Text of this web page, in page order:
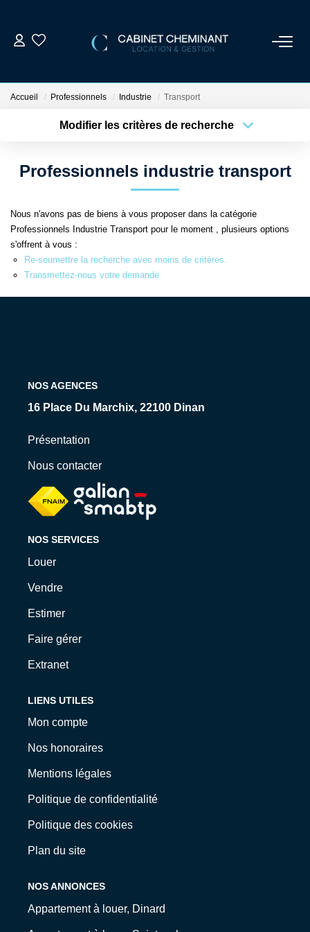
ESTIMER
GESTION LOCATIVE
NOS AGENCES
EXTRANET
Accueil Professionnels Industrie Transport
Modifier les critères de recherche
Plus de critères Créer une alerte
Professionnels industrie transport
Nous n'avons pas de biens à vous proposer dans la catégorie
Professionnels Industrie Transport pour le moment , plusieurs options
s'offrent à vous :
Re-soumettre la recherche avec moins de critères.
Transmettez-nous votre demande
NOS AGENCES
16 Place Du Marchix, 22100 Dinan
Présentation
Nous contacter
NOS SERVICES
Louer
Vendre
Estimer
Faire gérer
Extranet
LIENS UTILES
Mon compte
Nos honoraires
Mentions légales
Politique de confidentialité
Politique des cookies
Plan du site
NOS ANNONCES
Appartement à louer, Dinard